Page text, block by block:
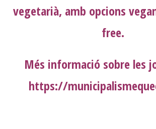
vegetarià, amb opcions
free.
Més informació sobre les
https://